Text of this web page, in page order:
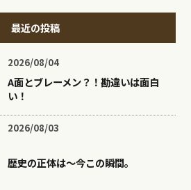
最近の投稿
2026/08/04
A面とブレーメン？！勘違いは面白
い！
2026/08/03
歴史の正体は〜今この瞬間。